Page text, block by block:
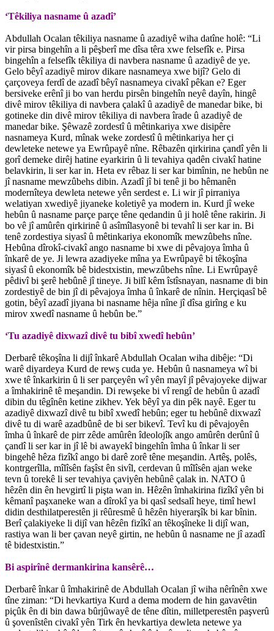
‘Têkiliya nasname û azadî’
Abdullah Ocalan têkiliya nasname û azadiyê wiha datîne holê: “Li
vir pirsa bingehîn a li pêşberî me dîsa têra xwe felsefîk e. Pirsa
bingehîn a felsefîk têkiliya di navbera nasname û azadiyê de ye.
Gelo bêyî azadiyê mirov dikare nasnameya xwe bijî? Gelo di
çarçoveya ferdî de azadî bêyî nasnameya civakî pêkan e? Eger
bersiveke erênî ji bo van herdu pirsên bingehîn neyê dayîn, hingê
divê mirov têkiliya di navbera çalakî û azadiyê de manedar bike, bi
gotineke din divê mirov têkiliya di navbera îrade û azadiyê de
manedar bike. Şêwazê zordestî û mêtinkariya xwe disipêre
nasnameya Kurd, mînak weke zordestî û mêtinkariya her çi
dewleteke netewe ya Ewrûpayê nîne. Rêbazên qirkirina çandî yên li
gorî demeke dirêj hatine eyarkirin û li tevahiya qadên civakî hatine
belavkirin, li ser kar in. Heta ev rêbaz li ser kar bimînin, ne hebûn ne
jî nasname mewzûbehs dibin. Azadî jî bi tenê ji bo hêmanên
modernîteya dewleta netewe yên serdest e. Li wir jî pirraniya
welatiyan xwediyê jiyaneke koletiyê ya modern in. Kurd jî weke
hebûn û nasname parçe parçe têne qedandin û ji holê têne rakirin. Ji
bo vê jî amûrên qirkirinê û asîmîlasyonê bi tevahî li ser kar in. Bi
tenê zordestiya siyasî û mêtinkariya ekonomîk mewzûbehs nîne.
Hebûna dîrokî-civakî ango nasname bi xwe di pêvajoya îmha û
înkarê de ye. Ji lewra azadiyeke mîna ya Ewrûpayê bi têkoşîna
siyasî û ekonomîk bê bidestxistin, mewzûbehs nîne. Li Ewrûpayê
pêdivî bi şerê hebûnê jî tineye. Ji bilî kêm îstîsnayan, nasname di bin
zordestiyê de bin jî di pêvajoya îmha û înkarê de nînin. Herçiqasî bê
gotin, bêyî azadî jiyana bi nasname hêja nîne jî dîsa girîng e ku
mirov xwedî nasname û hebûn be.”
‘Tu azadiyê dixwazî divê tu bibî xwedî hebûn’
Derbarê têkoşîna li dijî înkarê Abdullah Ocalan wiha dibêje: “Di
warê diyardeya Kurd de rewş cuda ye. Hebûn û nasnameya wî bi
xwe tê înkarkirin û li ser parçeyên wî yên mayî jî pêvajoyeke dijwar
a îmhakirinê tê meşandin. Di rewşeke bi vî rengî de hebûn û azadî
dibin du têgînên ketine zikhev. Yek bêyî ya din pêk nayê. Eger tu
azadiyê dixwazî divê tu bibî xwedî hebûn; eger tu hebûnê dixwazî
divê tu di warê azadbûnê de bi ser bikevî. Tevî ku di pêvajoyên
îmha û înkarê de pirr zêde amûrên îdeolojîk ango amûrên derûnî û
çandî li ser kar in jî lê bi awayekî bingehîn îmha û înkar li ser
bingehê hêza fizîkî ango bi darê zorê têne meşandin. Artêş, polês,
kontrgerîlla, mîlîsên faşîst ên sivîl, cerdevan û mîlîsên ajan weke
tevn û torekê li ser tevahiya çaviyên hebûnê çalak in. NATO û
hêzên din ên hevgirtî li pişta wan in. Hêzên îmhakirina fizîkî yên bi
kêmanî paşxaneke wan a dîrokî ya bi qasî sedsalî heye, timî hewl
didin desthilatperestên ji rêûresmê û hêzên hiyerarşîk bi kar bînin.
Berî çalakiyeke li dijî van hêzên fizîkî an têkoşîneke li dijî wan,
rastiya wan li ber çavan neyê girtin, ne hebûn û nasname ne jî azadî
tê bidestxistin.”
Bi aspirînê dermankirina kansêrê…
Derbarê înkar û îmhakirinê de Abdullah Ocalan jî wiha nêrînên xwe
tîne ziman: “Di hevkartiya Kurd a dema modern de hin gavavêtin
piçûk ên di bin dawa bûrjûwayê de têne dîtin, milletperestên paşverû
û şovenîstên civakî yên Tirk ên hevkartiya dewleta netewe ya